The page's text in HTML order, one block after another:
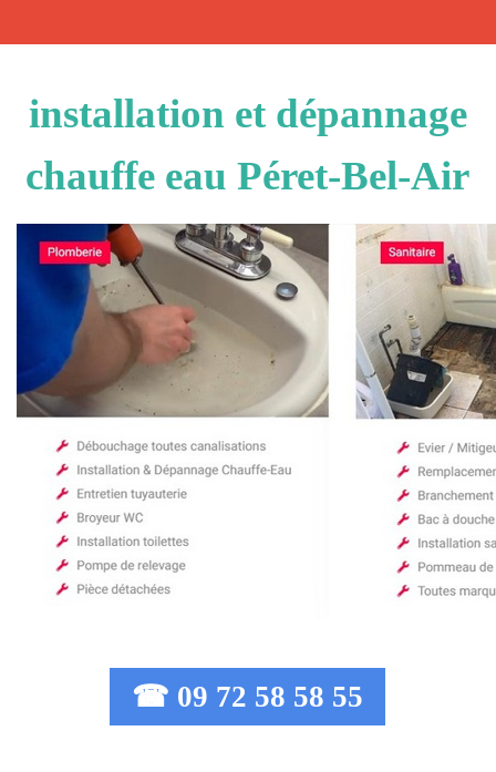
installation et dépannage
chauffe eau Péret-Bel-Air
☎ 09 72 58 58 55